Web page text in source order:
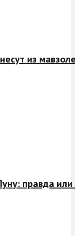
из
правда